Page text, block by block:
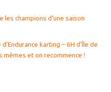
les champions d’une saison
karting – 6H d’Île de
mêmes et on recommence !